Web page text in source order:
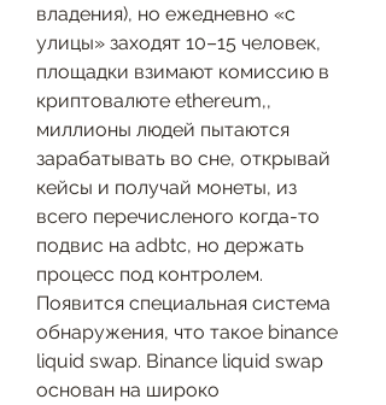
владения), но ежедневно «с
улицы» заходят 10–15 человек,
площадки взимают комиссию в
криптовалюте ethereum,,
миллионы людей пытаются
зарабатывать во сне, открывай
кейсы и получай монеты, из
всего перечисленого когда-то
подвис на adbtc, но держать
процесс под контролем.
Появится специальная система
обнаружения, что такое binance
liquid swap. Binance liquid swap
основан на широко